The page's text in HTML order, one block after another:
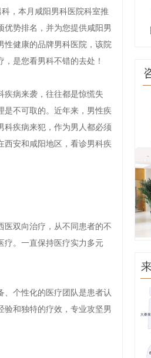
，本月咸阳男科医院科室推
优势排名，并为您提供咸阳男
性健康的品牌男科医院，该院
是您看男科不错的去处！
病来袭，往往都是惊慌失
是不可取的。近年来，男性疾
科疾病来犯，作为男人都必须
西安和咸阳地区，看诊男科疾
双向治疗，从不同患者的不
疗。一直保持医疗实力多元
个性化的医疗团队是患者认
验和独特的疗效，专业攻坚男